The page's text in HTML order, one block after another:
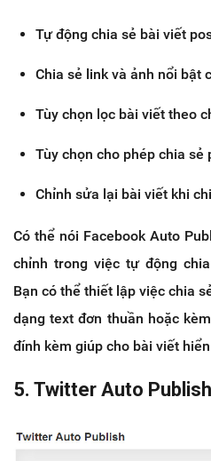
Tự động chia sẻ bài viết
Chia sẻ link và ảnh nổi bật
Tùy chọn lọc bài viết theo
Tùy chọn cho phép chia sẻ
Chỉnh sửa lại bài viết khi
Có thể nói Facebook Auto
chỉnh trong việc tự động
Bạn có thể thiết lập việc chia
dạng text đơn thuần hoặc
đính kèm giúp cho bài viết
5. Twitter Auto Publish